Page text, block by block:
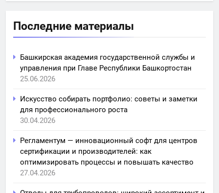
Последние материалы
Башкирская академия государственной службы и
управления при Главе Республики Башкортостан
25.06.2026
Искусство собирать портфолио: советы и заметки
для профессионального роста
30.04.2026
Регламентум — инновационный софт для центров
сертификации и производителей: как
оптимизировать процессы и повышать качество
27.04.2026